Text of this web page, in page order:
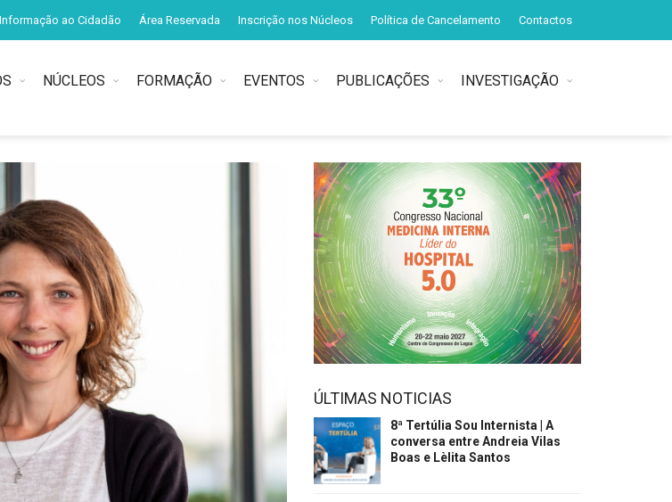
Informação ao Cidadão Área Reservada Inscrição nos Núcleos Política de Cancelamento Contactos
NÚCLEOS FORMAÇÃO EVENTOS PUBLICAÇÕES INVESTIGAÇÃO
ÚLTIMAS NOTICIAS
8ª Tertúlia Sou Internista | A
conversa entre Andreia Vilas
Boas e Lèlita Santos